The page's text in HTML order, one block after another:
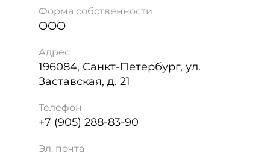
Форма собственности
ООО
Адрес
196084, Санкт-Петербург, ул.
Заставская, д. 21
Телефон
+7 (905) 288-83-90
Эл. почта